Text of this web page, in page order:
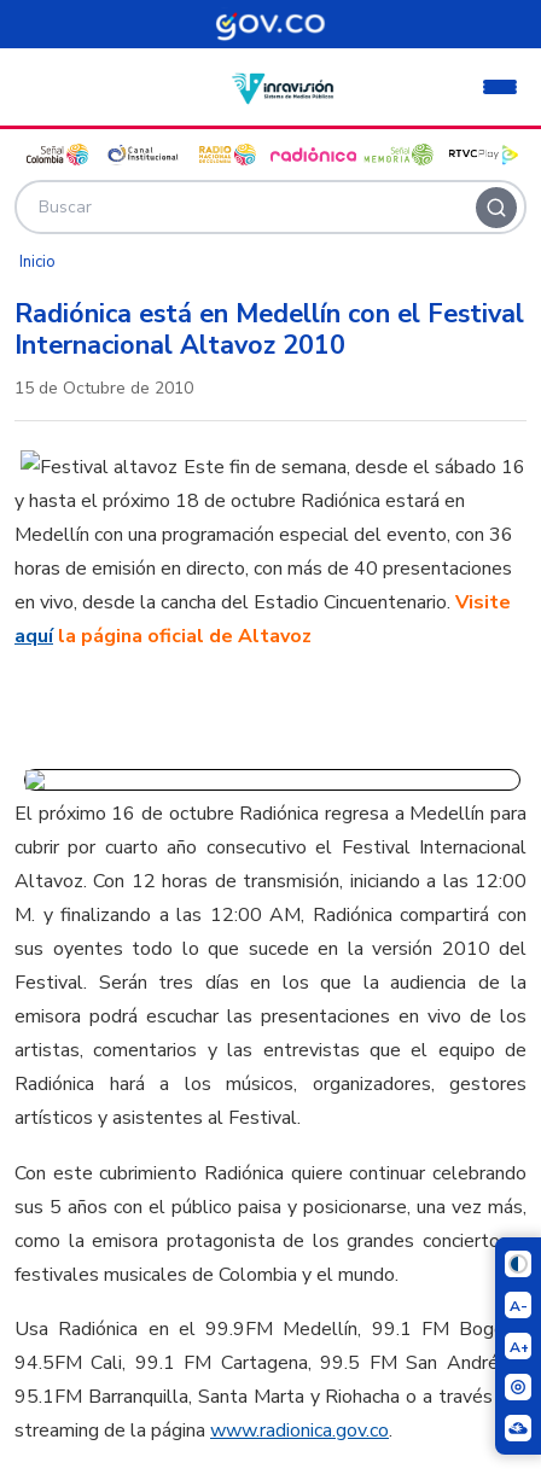
Pasar al contenido principal
A-
A+
Inicio
Radiónica está en Medellín con el Festival
Internacional Altavoz 2010
15 de Octubre de 2010
Este fin de semana, desde el sábado 16
y hasta el próximo 18 de octubre Radiónica estará en
Medellín con una programación especial del evento, con 36
horas de emisión en directo, con más de 40 presentaciones
en vivo, desde la cancha del Estadio Cincuentenario. Visite
aquíla página oficial de Altavoz
El próximo 16 de octubre Radiónica regresa a Medellín para
cubrir por cuarto año consecutivo el Festival Internacional
Altavoz. Con 12 horas de transmisión, iniciando a las 12:00
M. y finalizando a las 12:00 AM, Radiónica compartirá con
sus oyentes todo lo que sucede en la versión 2010 del
Festival. Serán tres días en los que la audiencia de la
emisora podrá escuchar las presentaciones en vivo de los
artistas, comentarios y las entrevistas que el equipo de
Radiónica hará a los músicos, organizadores, gestores
artísticos y asistentes al Festival.
Con este cubrimiento Radiónica quiere continuar celebrando
sus 5 años con el público paisa y posicionarse, una vez más,
como la emisora protagonista de los grandes conciertos y
festivales musicales de Colombia y el mundo.
Usa Radiónica en el 99.9FM Medellín, 99.1 FM Bogotá,
94.5FM Cali, 99.1 FM Cartagena, 99.5 FM San Andrés y
95.1FM Barranquilla, Santa Marta y Riohacha o a través del
streaming de la página www.radionica.gov.co.